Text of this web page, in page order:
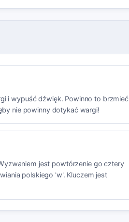
i wypuść dźwięk. Powinno to brzmieć
nie powinny dotykać wargi!
jest powtórzenie go cztery
polskiego 'w'. Kluczem jest